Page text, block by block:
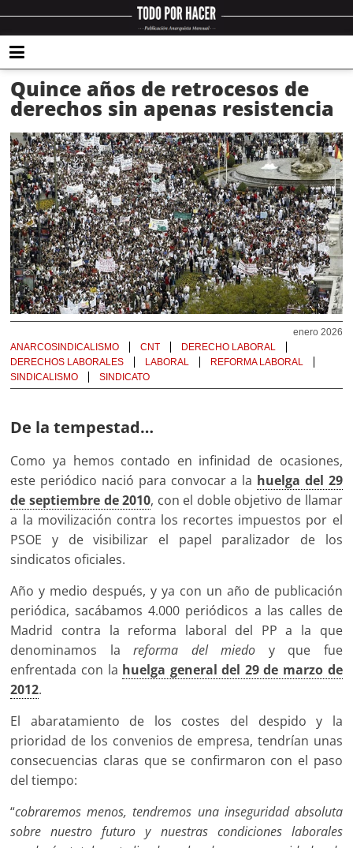
Quince años de retrocesos de
derechos sin apenas resistencia
enero 2026
ANARCOSINDICALISMO
CNT
DERECHO LABORAL
DERECHOS LABORALES
LABORAL
REFORMA LABORAL
SINDICALISMO
SINDICATO
De la tempestad…
Como ya hemos contado en infinidad de ocasiones,
este periódico nació para convocar a la huelga del 29
de septiembre de 2010, con el doble objetivo de llamar
a la movilización contra los recortes impuestos por el
PSOE y de visibilizar el papel paralizador de los
sindicatos oficiales.
Año y medio después, y ya con un año de publicación
periódica, sacábamos 4.000 periódicos a las calles de
Madrid contra la reforma laboral del PP a la que
denominamos lareforma del miedo y que fue
enfrentada con la huelga general del 29 de marzo de
2012.
El abaratamiento de los costes del despido y la
prioridad de los convenios de empresa, tendrían unas
consecuencias claras que se confirmaron con el paso
del tiempo:
“cobraremos menos, tendremos una inseguridad absoluta
sobre nuestro futuro y nuestras condiciones laborales